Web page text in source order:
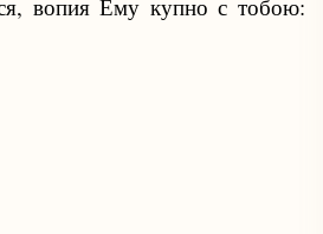
вопия Ему купно с тобою: